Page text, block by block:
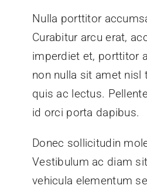
Nulla porttitor
Curabitur arcu erat,
imperdiet et, porttitor
non nulla sit amet nisl
quis ac lectus.
id orci porta dapibus.
Donec sollicitudin
Vestibulum ac diam
vehicula elementum